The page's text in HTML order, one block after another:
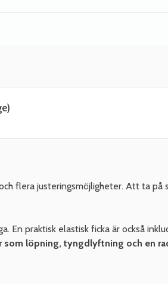
flera justeringsmöjligheter. Att ta på
En praktisk elastisk ficka är också
löpning, tyngdlyftning och en